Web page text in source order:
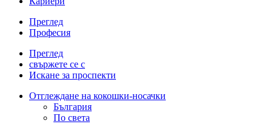
Преглед
Професия
Преглед
свържете се с
Искане за проспекти
Отглеждане на кокошки-носачки
България
По света